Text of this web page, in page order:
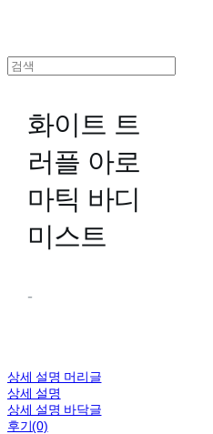
화이트 트
러플 아로
마틱 바디
미스트
-
상세 설명 머리글
상세 설명
상세 설명 바닥글
후기(0)